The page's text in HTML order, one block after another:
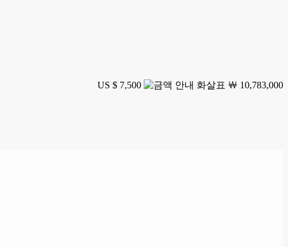
US $ 7,500
￦ 10,783,000